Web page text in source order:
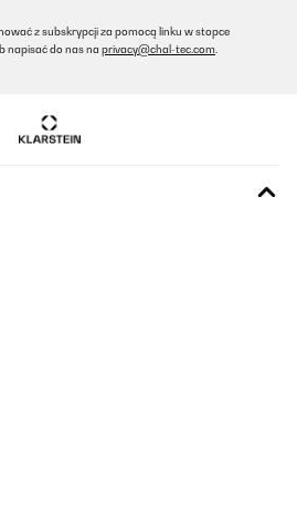
z subskrypcji za pomocą linku w stopce
napisać do nas na privacy@chal-tec.com